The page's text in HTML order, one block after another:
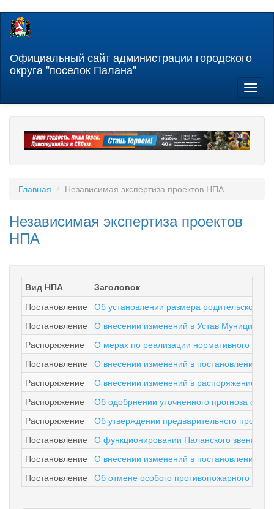
Перейти
содержанию
Официальный сайт администрации городского
округа "поселок Палана"
Главная Независимая экспертиза проектов НПА
Независимая экспертиза проектов
НПА
Вид НПА
Заголовок
Постановление Об установлении размера родительской
Постановление О внесении изменений в Устав
Распоряжение
О мерах по реализации нормативного
Постановление О внесении изменений в постановление
Распоряжение
О внесении изменений в распоряжение
Распоряжение
Об одобрнении уточненного прогноза
Распоряжение
Об утверждении предварительного
Постановление О функционировании Паланского звена
Постановление О внесении изменений в постановление
Постановление Об отмене особого противопожарного